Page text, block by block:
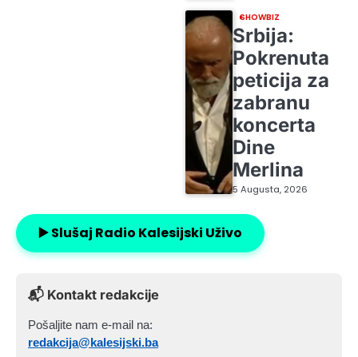
SHOWBIZ
Srbija:
Pokrenuta
peticija za
zabranu
koncerta
Dine
Merlina
5 Augusta, 2026
▶️ Slušaj Radio Kalesijski Uživo
📬 Kontakt redakcije
Pošaljite nam e-mail na:
redakcija@kalesijski.ba